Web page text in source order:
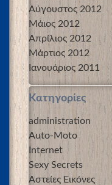
Αύγουστος 2012
Μάιος 2012
Απρίλιος 2012
Μάρτιος 2012
Ιανουάριος 2011
Kατηγορίες
administration
Auto-Moto
Internet
Sexy Secrets
Αστείες Εικόνες